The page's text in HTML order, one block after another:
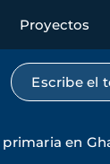
Proyectos
en